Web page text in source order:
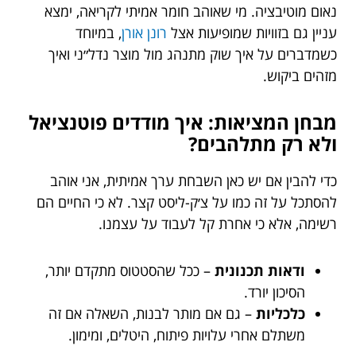
נאום מוטיבציה. מי שאוהב חומר אמיתי לקריאה, ימצא
עניין גם בזוויות שמופיעות אצל רונן אורן, במיוחד
כשמדברים על איך שוק מתנהג מול מוצר נדל״ני ואיך
מזהים ביקוש.
מבחן המציאות: איך מודדים פוטנציאל
ולא רק מתלהבים?
כדי להבין אם יש כאן השבחת ערך אמיתית, אני אוהב
להסתכל על זה כמו על צ׳ק-ליסט קצר. לא כי החיים הם
רשימה, אלא כי אחרת קל לעבוד על עצמנו.
ודאות תכנונית – ככל שהסטטוס מתקדם יותר,
הסיכון יורד.
כלכליות – גם אם מותר לבנות, השאלה אם זה
משתלם אחרי עלויות פיתוח, היטלים, ומימון.